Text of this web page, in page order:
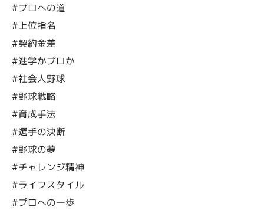
#プロへの道
#上位指名
#契約金差
#進学かプロか
#社会人野球
#野球戦略
#育成手法
#選手の決断
#野球の夢
#チャレンジ精神
#ライフスタイル
#プロへの一歩